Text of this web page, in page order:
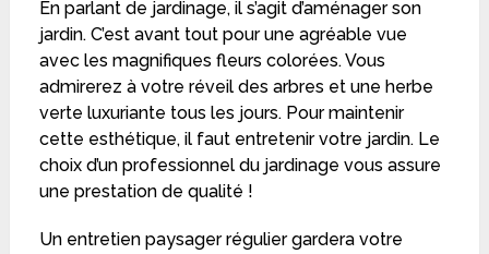
En parlant de jardinage, il s’agit d’aménager son
jardin. C’est avant tout pour une agréable vue
avec les magnifiques fleurs colorées. Vous
admirerez à votre réveil des arbres et une herbe
verte luxuriante tous les jours. Pour maintenir
cette esthétique, il faut entretenir votre jardin. Le
choix d’un professionnel du jardinage vous assure
une prestation de qualité !
Un entretien paysager régulier gardera votre